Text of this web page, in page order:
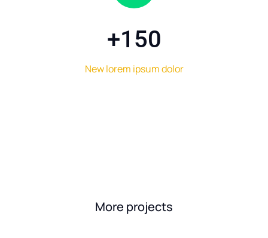
+150
New lorem ipsum dolor
More projects